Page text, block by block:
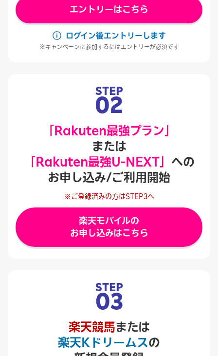
エントリーはこちら
ログイン後エントリーします
キャンペーンに参加するにはエントリーが必須です
STEP
02
「Rakuten最強プラン」
または
「Rakuten最強U-NEXT」 への
お申し込み/ご利用開始
※ご登録済みの方はSTEP3へ
楽天モバイルの
お申し込みはこちら
STEP
03
楽天競馬または
楽天Kドリームスの